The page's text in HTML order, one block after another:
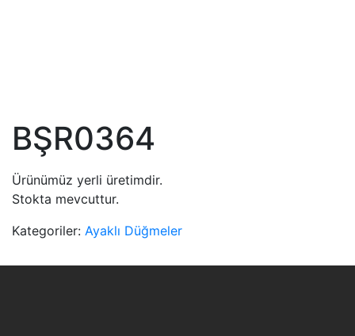
BŞR0364
Ürünümüz yerli üretimdir.
Stokta mevcuttur.
Kategoriler: Ayaklı Düğmeler